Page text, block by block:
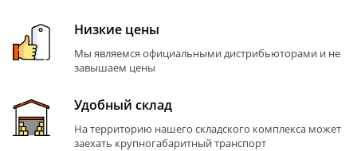
Низкие цены
Мы являемся официальными дистрибьюторами и не
завышаем цены
Удобный склад
На территорию нашего складского комплекса может
заехать крупногабаритный транспорт